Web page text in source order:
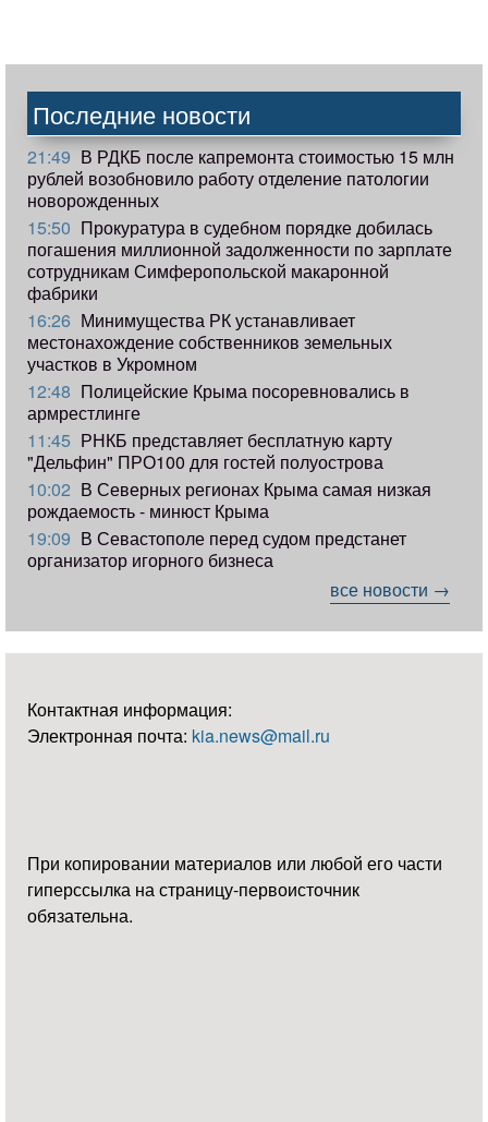
Последние новости
21:49 В РДКБ после капремонта стоимостью 15 млн
рублей возобновило работу отделение патологии
новорожденных
15:50 Прокуратура в судебном порядке добилась
погашения миллионной задолженности по зарплате
сотрудникам Симферопольской макаронной
фабрики
16:26 Минимущества РК устанавливает
местонахождение собственников земельных
участков в Укромном
12:48 Полицейские Крыма посоревновались в
армрестлинге
11:45 РНКБ представляет бесплатную карту
"Дельфин" ПРО100 для гостей полуострова
10:02 В Северных регионах Крыма самая низкая
рождаемость - минюст Крыма
19:09 В Севастополе перед судом предстанет
организатор игорного бизнеса
все новости →
Контактная информация:
Электронная почта: kia.news@mail.ru
При копировании материалов или любой его части
гиперссылка на страницу-первоисточник
обязательна.